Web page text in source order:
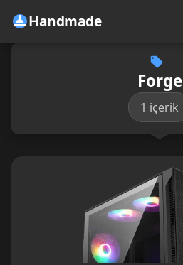
Handmade
Forge
1 içerik